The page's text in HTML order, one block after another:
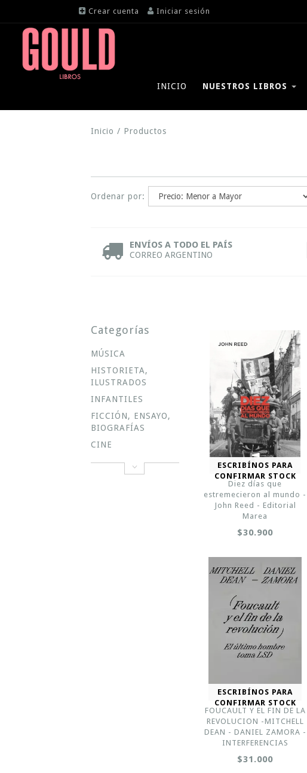
Crear cuenta Iniciar sesión
INICIO NUESTROS LIBROS
Inicio / Productos
Ordenar por:
ENVÍOS A TODO EL PAÍS
CORREO ARGENTINO
Categorías
MÚSICA
HISTORIETA,
ILUSTRADOS
INFANTILES
FICCIÓN, ENSAYO,
BIOGRAFÍAS
CINE
ESCRIBÍNOS PARA
CONFIRMAR STOCK
Diez días que
estremecieron al mundo -
John Reed - Editorial
Marea
$30.900
ESCRIBÍNOS PARA
CONFIRMAR STOCK
FOUCAULT Y EL FIN DE LA
REVOLUCION -MITCHELL
DEAN - DANIEL ZAMORA -
INTERFERENCIAS
$31.000